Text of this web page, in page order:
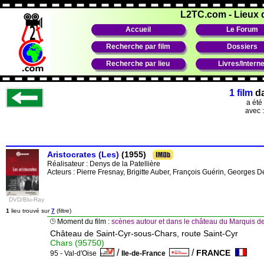
L2TC.com - Lieux
Accueil Le Forum
Recherche par film Dossiers
Recherche par lieu Livres/
1 film
a
avec
DVD/Blu-Ray
Aristocrates (Les) (1955)
Réalisateur : Denys de la Patellière
Acteurs : Pierre Fresnay, Brigitte Auber, François Guérin, Georges
1 lieu trouvé sur7 (filtre)
Moment du film : scènes autour et dans le château du Marquis
Château de Saint-Cyr-sous-Chars, route Saint-Cyr
Chars (95750)
95 - Val-d'Oise / Ile-de-France / FRANCE